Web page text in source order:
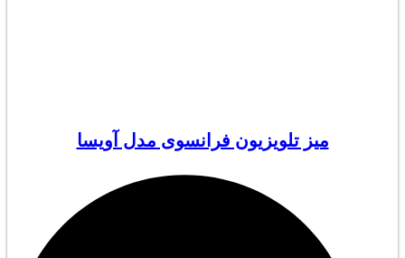
میز تلویزیون فرانسوی مدل آویسا